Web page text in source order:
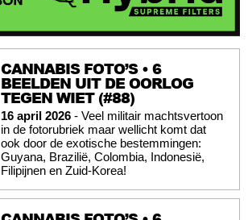
CANNABIS FOTO’S • 6
BEELDEN UIT DE OORLOG
TEGEN WIET (#88)
16 april 2026 - Veel militair machtsvertoon
in de fotorubriek maar wellicht komt dat
ook door de exotische bestemmingen:
Guyana, Brazilië, Colombia, Indonesië,
Filipijnen en Zuid-Korea!